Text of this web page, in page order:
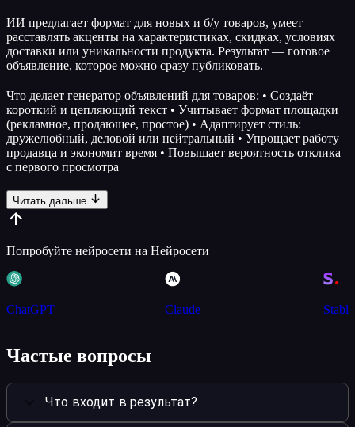
ИИ предлагает формат для новых и б/у товаров, умеет
расставлять акценты на характеристиках, скидках, условиях
доставки или уникальности продукта. Результат — готовое
объявление, которое можно сразу публиковать.
Что делает генератор объявлений для товаров: • Создаёт
короткий и цепляющий текст • Учитывает формат площадки
(рекламное, продающее, простое) • Адаптирует стиль:
дружелюбный, деловой или нейтральный • Упрощает работу
продавца и экономит время • Повышает вероятность отклика
с первого просмотра
Читать дальше
Попробуйте нейросети на Нейросети
ChatGPT Claude
Частые вопросы
Что входит в результат?